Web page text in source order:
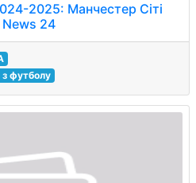
2025: Манчестер Сіті
24
з футболу